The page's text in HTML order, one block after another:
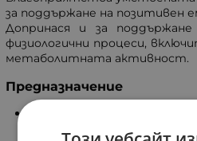
за поддържане на позитивен
Допринася и за
физиологични процеси,
метаболитната активност.
Предназначение
Повишава
организма.